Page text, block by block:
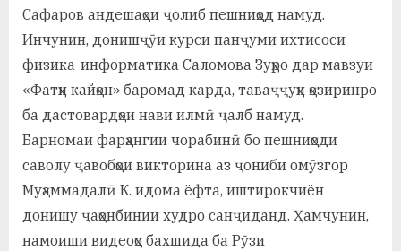
Сафаров андешаҳои ҷолиб пешниҳод намуд.
Инчунин, донишҷӯи курси панҷуми ихтисоси
физика-информатика Саломова Зуҳро дар мавзуи
«Фатҳи кайҳон» баромад карда, таваҷҷуҳи ҳозиринро
ба дастовардҳои нави илмӣ ҷалб намуд.
Барномаи фарҳангии чорабинӣ бо пешниҳоди
саволу ҷавобҳои викторина аз ҷониби омӯзгор
Муҳаммадалӣ К. идома ёфта, иштирокчиён
донишу ҷаҳонбинии худро санҷиданд. Ҳамчунин,
намоиши видеоҳо бахшида ба Рӯзи